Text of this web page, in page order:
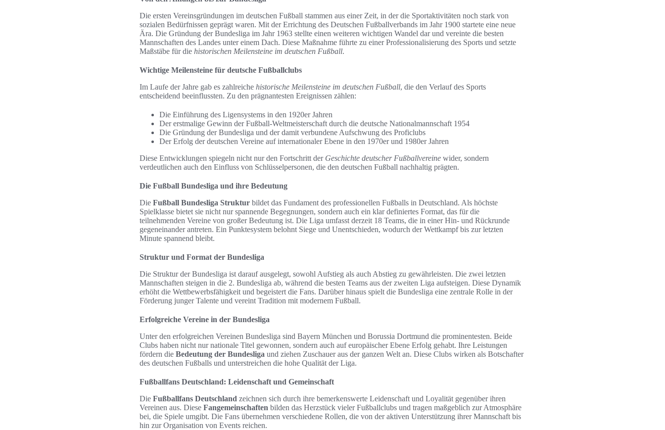
Die ersten Vereinsgründungen im deutschen Fußball stammen aus einer Zeit, in der die Sportaktivitäten noch stark von
sozialen Bedürfnissen geprägt waren. Mit der Errichtung des Deutschen Fußballverbands im Jahr 1900 startete eine neue
Ära. Die Gründung der Bundesliga im Jahr 1963 stellte einen weiteren wichtigen Wandel dar und vereinte die besten
Mannschaften des Landes unter einem Dach. Diese Maßnahme führte zu einer Professionalisierung des Sports und setzte
Maßstäbe für die historischen Meilensteine im deutschen Fußball.
Wichtige Meilensteine für deutsche Fußballclubs
Im Laufe der Jahre gab es zahlreiche historische Meilensteine im deutschen Fußball, die den Verlauf des Sports
entscheidend beeinflussten. Zu den prägnantesten Ereignissen zählen:
Die Einführung des Ligensystems in den 1920er Jahren
Der erstmalige Gewinn der Fußball-Weltmeisterschaft durch die deutsche Nationalmannschaft 1954
Die Gründung der Bundesliga und der damit verbundene Aufschwung des Proficlubs
Der Erfolg der deutschen Vereine auf internationaler Ebene in den 1970er und 1980er Jahren
Diese Entwicklungen spiegeln nicht nur den Fortschritt der Geschichte deutscher Fußballvereine wider, sondern
verdeutlichen auch den Einfluss von Schlüsselpersonen, die den deutschen Fußball nachhaltig prägten.
Die Fußball Bundesliga und ihre Bedeutung
Die Fußball Bundesliga Struktur bildet das Fundament des professionellen Fußballs in Deutschland. Als höchste
Spielklasse bietet sie nicht nur spannende Begegnungen, sondern auch ein klar definiertes Format, das für die
teilnehmenden Vereine von großer Bedeutung ist. Die Liga umfasst derzeit 18 Teams, die in einer Hin- und Rückrunde
gegeneinander antreten. Ein Punktesystem belohnt Siege und Unentschieden, wodurch der Wettkampf bis zur letzten
Minute spannend bleibt.
Struktur und Format der Bundesliga
Die Struktur der Bundesliga ist darauf ausgelegt, sowohl Aufstieg als auch Abstieg zu gewährleisten. Die zwei letzten
Mannschaften steigen in die 2. Bundesliga ab, während die besten Teams aus der zweiten Liga aufsteigen. Diese Dynamik
erhöht die Wettbewerbsfähigkeit und begeistert die Fans. Darüber hinaus spielt die Bundesliga eine zentrale Rolle in der
Förderung junger Talente und vereint Tradition mit modernem Fußball.
Erfolgreiche Vereine in der Bundesliga
Unter den erfolgreichen Vereinen Bundesliga sind Bayern München und Borussia Dortmund die prominentesten. Beide
Clubs haben nicht nur nationale Titel gewonnen, sondern auch auf europäischer Ebene Erfolg gehabt. Ihre Leistungen
fördern die Bedeutung der Bundesliga und ziehen Zuschauer aus der ganzen Welt an. Diese Clubs wirken als Botschafter
des deutschen Fußballs und unterstreichen die hohe Qualität der Liga.
Fußballfans Deutschland: Leidenschaft und Gemeinschaft
Die Fußballfans Deutschland zeichnen sich durch ihre bemerkenswerte Leidenschaft und Loyalität gegenüber ihren
Vereinen aus. Diese Fangemeinschaften bilden das Herzstück vieler Fußballclubs und tragen maßgeblich zur Atmosphäre
bei, die Spiele umgibt. Die Fans übernehmen verschiedene Rollen, die von der aktiven Unterstützung ihrer Mannschaft bis
hin zur Organisation von Events reichen.